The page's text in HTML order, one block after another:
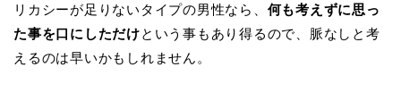
リカシーが足りないタイプの男性なら、 何も考えずに思っ
た事を口にしただけという事もあり得るので、脈なしと考
えるのは早いかもしれません。